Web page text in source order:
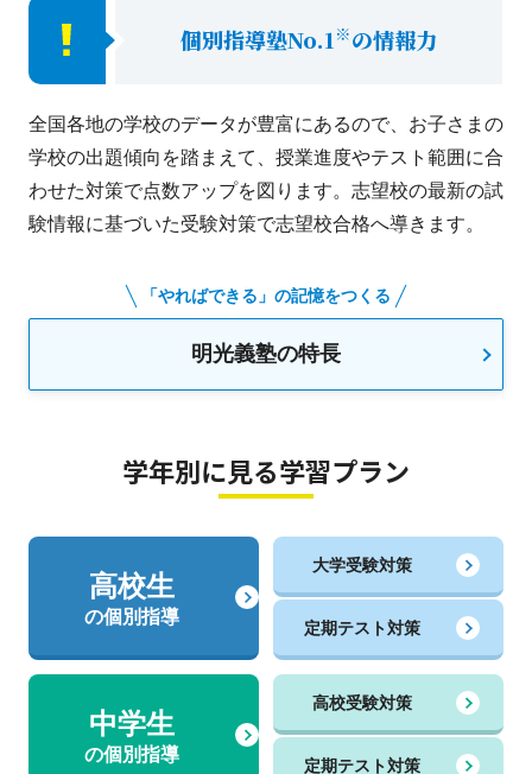
個別指導塾No.1 ※の情報力
全国各地の学校のデータが豊富にあるので、お子さまの
学校の出題傾向を踏まえて、授業進度やテスト範囲に合
わせた対策で点数アップを図ります。志望校の最新の試
験情報に基づいた受験対策で志望校合格へ導きます。
「やればできる」の記憶をつくる
明光義塾の特長
学年別に見る学習プラン
高校生
の個別指導
大学受験対策
定期テスト対策
中学生
の個別指導
高校受験対策
定期テスト対策